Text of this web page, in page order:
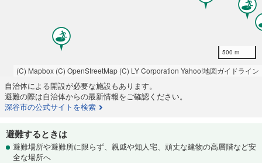
500 m
(C) Mapbox (C) OpenStreetMap (C) LY Corporation Yahoo!地図ガイドライン
自治体による開設が必要な施設もあります。
避難の際は自治体からの最新情報をご確認ください。
深谷市の公式サイトを検索
避難するときは
避難場所や避難所に限らず、親戚や知人宅、頑丈な建物の高層階など安
全な場所へ